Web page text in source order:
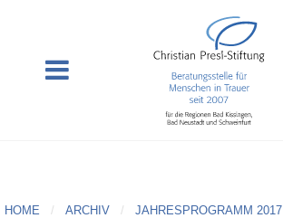
HOME ARCHIV JAHRESPROGRAMM 2017